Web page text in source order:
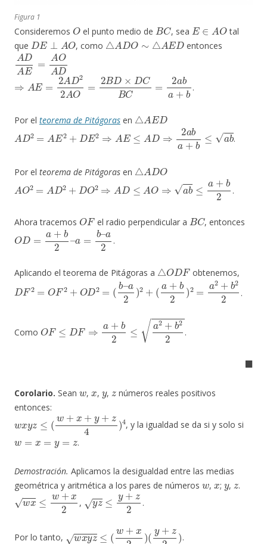
Figura 1
Consideremos
O
el punto medio de
BC
, sea
E∈ O
tal
que
DE⊥AO
, como
△ADO∼ △AED
entonces
ADA AOA
E =2 D22AO BD×D C BC=2 a+b
.
Por el teorema de Pitágoras en
△ AED
A D2 2+D 2⇒AE D ⇒ ba+ b
.
Por el teorema de Pitágoras en
△ ADO
A O2 D 2+ O2 ⇒A A O b ≤a
.
Ahora tracemos
O F
el radio perpendicular a
BC
, entonces
O D +b 2–a 2
.
Aplicando el teorema de Pitágoras a obtenemos,
D F2= F2+O 2=(b 2)2+( a+ 2)2 =a2 +b 2
.
Como
O F≤ F⇒a 2≤ a2+
.
◼
Corolario. Sean , , ,
números reales positivos
entonces:
w+x +y+ z4 )4
, y la igualdad se da si y solo si
x z
.
Demostración. Aplicamos la desigualdad entre las medias
geométrica y aritmética a los pares de números
w
,
x
;
y
, .
w x≤w x2
,
z≤y 2
.
Por lo tanto,
xyz≤( x2) (y +z 2)
.